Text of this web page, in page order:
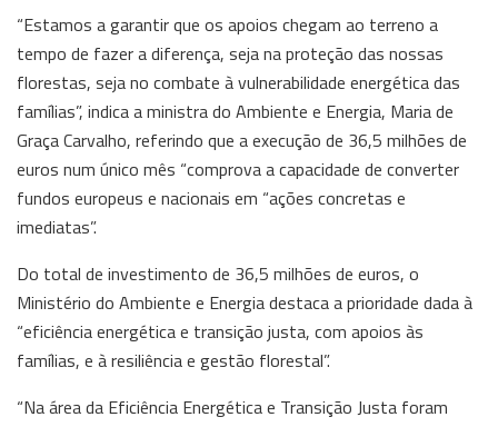
“Estamos a garantir que os apoios chegam ao terreno a
tempo de fazer a diferença, seja na proteção das nossas
florestas, seja no combate à vulnerabilidade energética das
famílias”, indica a ministra do Ambiente e Energia, Maria de
Graça Carvalho, referindo que a execução de 36,5 milhões de
euros num único mês “comprova a capacidade de converter
fundos europeus e nacionais em “ações concretas e
imediatas”.
Do total de investimento de 36,5 milhões de euros, o
Ministério do Ambiente e Energia destaca a prioridade dada à
“eficiência energética e transição justa, com apoios às
famílias, e à resiliência e gestão florestal”.
“Na área da Eficiência Energética e Transição Justa foram